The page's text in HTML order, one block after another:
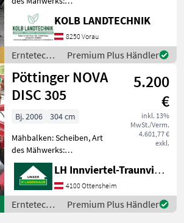
Heckmähwerke,
Hochstellung,
Schnitthöhenverstellung,
Klingenschnellverschluss,
Entlastungsfedern,
Außenschutz,
Anfahrtssicherung, Sche
KOLB LANDTECHNIK
8250 Vorau
Erntetechnik
Grünland /
Claas
Premium Plus Händler
Pöttinger NOVA
DISC 305
5.200
€
inkl. 13%
MwSt./Verm.
4.601,77 €
exkl.
Bj. 2006
304 cm
Mähbalken: Scheiben, Art
des Mähwerks:
Heckmähwerke mit
Gelenkwelle, mit
Klingenschnellwechsel, mit
neuen
Zusatzverschleißkufen;
LH Innviertel-Traunviertel-Urfahr eGen, Ottensheim
4100 Ottensheim
Erntetechnik
Grünland /
Premium Plus Händler